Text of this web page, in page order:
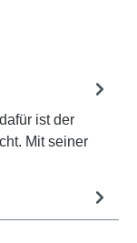
ist der
Mit seiner